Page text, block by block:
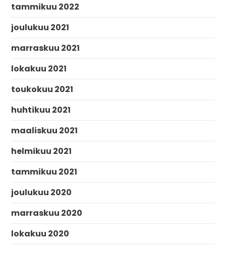
tammikuu 2022
joulukuu 2021
marraskuu 2021
lokakuu 2021
toukokuu 2021
huhtikuu 2021
maaliskuu 2021
helmikuu 2021
tammikuu 2021
joulukuu 2020
marraskuu 2020
lokakuu 2020